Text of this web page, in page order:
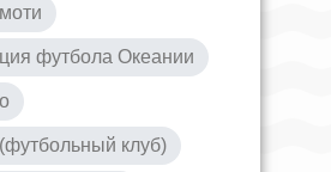
футбола Океании
клуб)